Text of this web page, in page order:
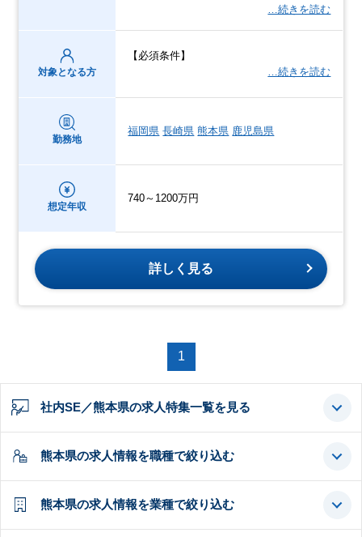
…続きを読む
対象となる方
【必須条件】
…続きを読む
勤務地
福岡県 長崎県 熊本県 鹿児島県
想定年収
740～1200万円
詳しく見る
1
社内SE／熊本県の求人特集一覧を見る
熊本県の求人情報を職種で絞り込む
熊本県の求人情報を業種で絞り込む